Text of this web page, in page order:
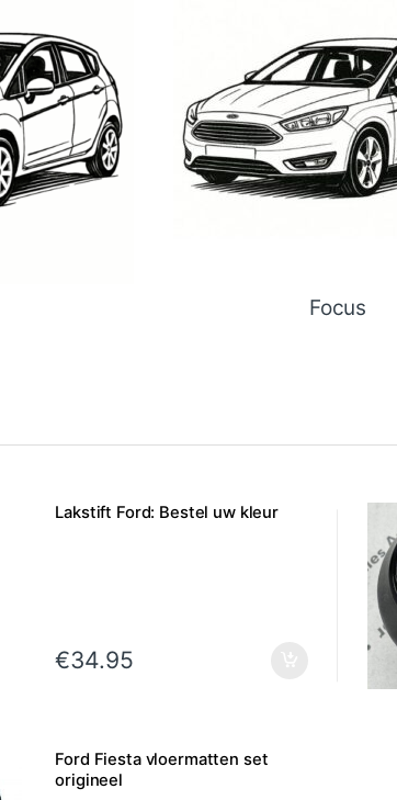
Focus
Lakstift Ford: Bestel uw kleur
€34.95
Ford Fiesta vloermatten set
origineel